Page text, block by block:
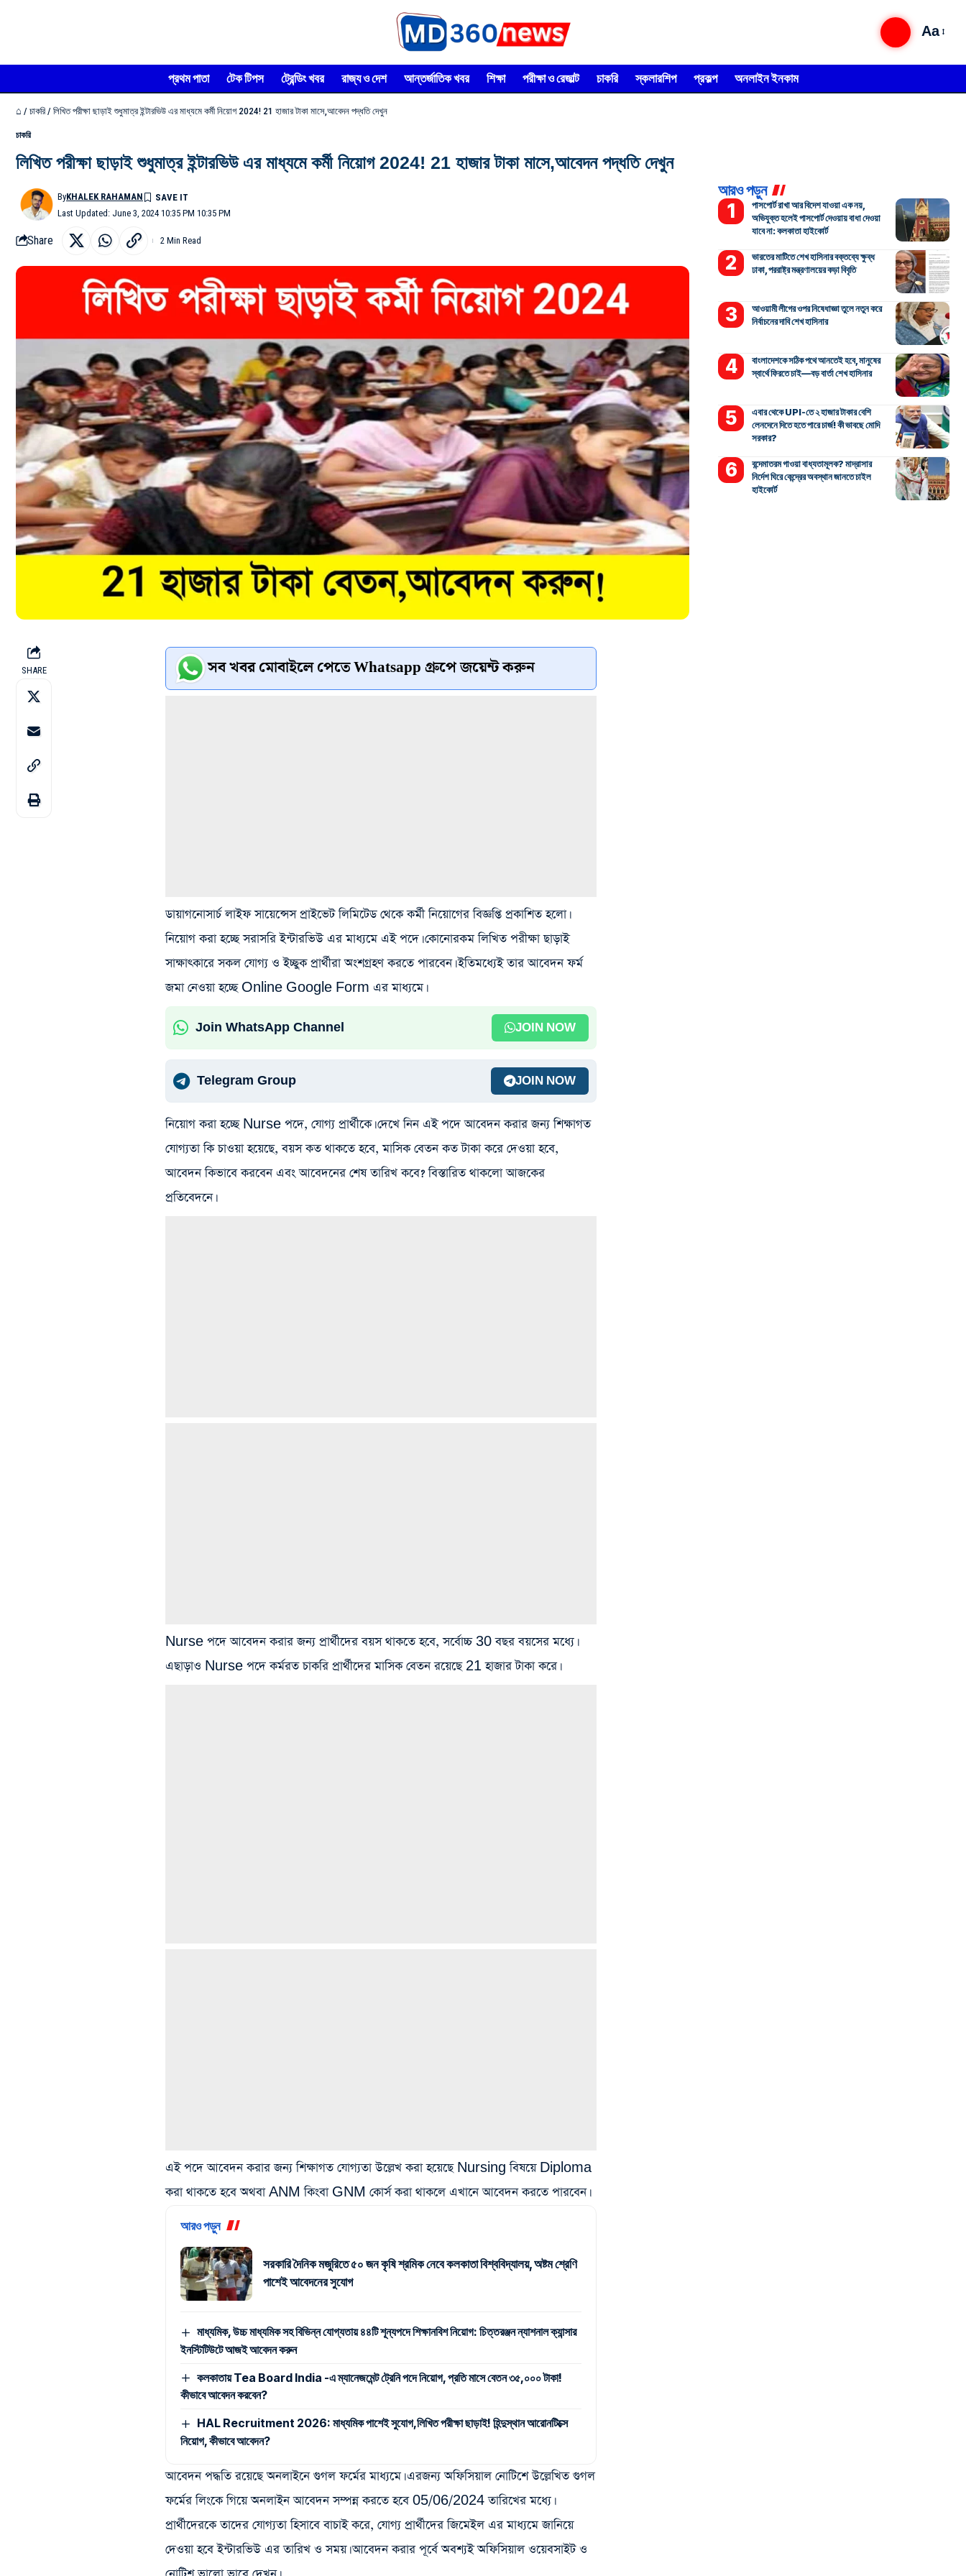
Aa
প্রথম পাতা টেক টিপস ট্রেন্ডিং খবর রাজ্য ও দেশ আন্তর্জাতিক খবর শিক্ষা পরীক্ষা ও রেজাল্ট চাকরি স্কলারশিপ প্রকল্প অনলাইন ইনকাম
⌂ / চাকরি / লিখিত পরীক্ষা ছাড়াই শুধুমাত্র ইন্টারভিউ এর মাধ্যমে কর্মী নিয়োগ 2024! 21 হাজার টাকা মাসে,আবেদন পদ্ধতি দেখুন
চাকরি
লিখিত পরীক্ষা ছাড়াই শুধুমাত্র ইন্টারভিউ এর মাধ্যমে কর্মী নিয়োগ 2024! 21 হাজার টাকা মাসে,আবেদন পদ্ধতি দেখুন
Last Updated: June 3, 2024 10:35 PM 10:35 PM
ByKHALEK RAHAMAN
Share 2 Min Read
SHARE সব খবর মোবাইলে পেতে Whatsapp গ্রুপে জয়েন্ট করুন
ডায়াগনোসার্চ লাইফ সায়েন্সেস প্রাইভেট লিমিটেড থেকে কর্মী নিয়োগের বিজ্ঞপ্তি প্রকাশিত হলো।
নিয়োগ করা হচ্ছে সরাসরি ইন্টারভিউ এর মাধ্যমে এই পদে। কোনোরকম লিখিত পরীক্ষা ছাড়াই
সাক্ষাৎকারে সকল যোগ্য ও ইচ্ছুক প্রার্থীরা অংশগ্রহণ করতে পারবেন। ইতিমধ্যেই তার আবেদন ফর্ম
জমা নেওয়া হচ্ছে Online Google Form এর মাধ্যমে।
Join WhatsApp Channel JOIN NOW
Telegram Group JOIN NOW
নিয়োগ করা হচ্ছে Nurse পদে, যোগ্য প্রার্থীকে। দেখে নিন এই পদে আবেদন করার জন্য শিক্ষাগত
যোগ্যতা কি চাওয়া হয়েছে, বয়স কত থাকতে হবে, মাসিক বেতন কত টাকা করে দেওয়া হবে,
আবেদন কিভাবে করবেন এবং আবেদনের শেষ তারিখ কবে? বিস্তারিত থাকলো আজকের
প্রতিবেদনে।
Nurse পদে আবেদন করার জন্য প্রার্থীদের বয়স থাকতে হবে, সর্বোচ্চ 30 বছর বয়সের মধ্যে।
এছাড়াও Nurse পদে কর্মরত চাকরি প্রার্থীদের মাসিক বেতন রয়েছে 21 হাজার টাকা করে।
এই পদে আবেদন করার জন্য শিক্ষাগত যোগ্যতা উল্লেখ করা হয়েছে Nursing বিষয়ে Diploma
করা থাকতে হবে অথবা ANM কিংবা GNM কোর্স করা থাকলে এখানে আবেদন করতে পারবেন।
আরও পড়ুন
সরকারি দৈনিক মজুরিতে ৫০ জন কৃষি শ্রমিক নেবে কলকাতা বিশ্ববিদ্যালয়, অষ্টম শ্রেণি
পাশেই আবেদনের সুযোগ
মাধ্যমিক, উচ্চ মাধ্যমিক সহ বিভিন্ন যোগ্যতায় ৪৪টি শূন্যপদে শিক্ষানবিশ নিয়োগ: চিত্তরঞ্জন ন্যাশনাল ক্যান্সার
ইনস্টিটিউটে আজই আবেদন করুন
কলকাতায় Tea Board India -এ ম্যানেজমেন্ট ট্রেনি পদে নিয়োগ, প্রতি মাসে বেতন ৩৫,০০০ টাকা!
কীভাবে আবেদন করবেন?
HAL Recruitment 2026: মাধ্যমিক পাশেই সুযোগ,লিখিত পরীক্ষা ছাড়াই! হিন্দুস্থান আরোনটিক্সে
নিয়োগ, কীভাবে আবেদন?
আবেদন পদ্ধতি রয়েছে অনলাইনে গুগল ফর্মের মাধ্যমে। এরজন্য অফিসিয়াল নোটিশে উল্লেখিত গুগল
ফর্মের লিংকে গিয়ে অনলাইন আবেদন সম্পন্ন করতে হবে 05/06/2024 তারিখের মধ্যে।
প্রার্থীদেরকে তাদের যোগ্যতা হিসাবে বাচাই করে, যোগ্য প্রার্থীদের জিমেইল এর মাধ্যমে জানিয়ে
দেওয়া হবে ইন্টারভিউ এর তারিখ ও সময়। আবেদন করার পূর্বে অবশ্যই অফিসিয়াল ওয়েবসাইট ও
আরও পড়ুন
পাসপোর্ট রাখা আর বিদেশ যাওয়া এক নয়,
অভিযুক্ত হলেই পাসপোর্ট দেওয়ায় বাধা দেওয়া
যাবে না: কলকাতা হাইকোর্ট
ভারতের মাটিতে শেখ হাসিনার বক্তব্যে ক্ষুব্ধ
ঢাকা, পররাষ্ট্র মন্ত্রণালয়ের কড়া বিবৃতি
আওয়ামী লীগের ওপর নিষেধাজ্ঞা তুলে নতুন করে
নির্বাচনের দাবি শেখ হাসিনার
বাংলাদেশকে সঠিক পথে আনতেই হবে, মানুষের
স্বার্থে ফিরতে চাই—বড় বার্তা শেখ হাসিনার
এবার থেকে UPI-তে ২ হাজার টাকার বেশি
লেনদেনে দিতে হতে পারে চার্জ! কী ভাবছে মোদি
সরকার?
বন্দেমাতরম গাওয়া বাধ্যতামূলক? মাদ্রাসার
নির্দেশ ঘিরে কেন্দ্রের অবস্থান জানতে চাইল
হাইকোর্ট